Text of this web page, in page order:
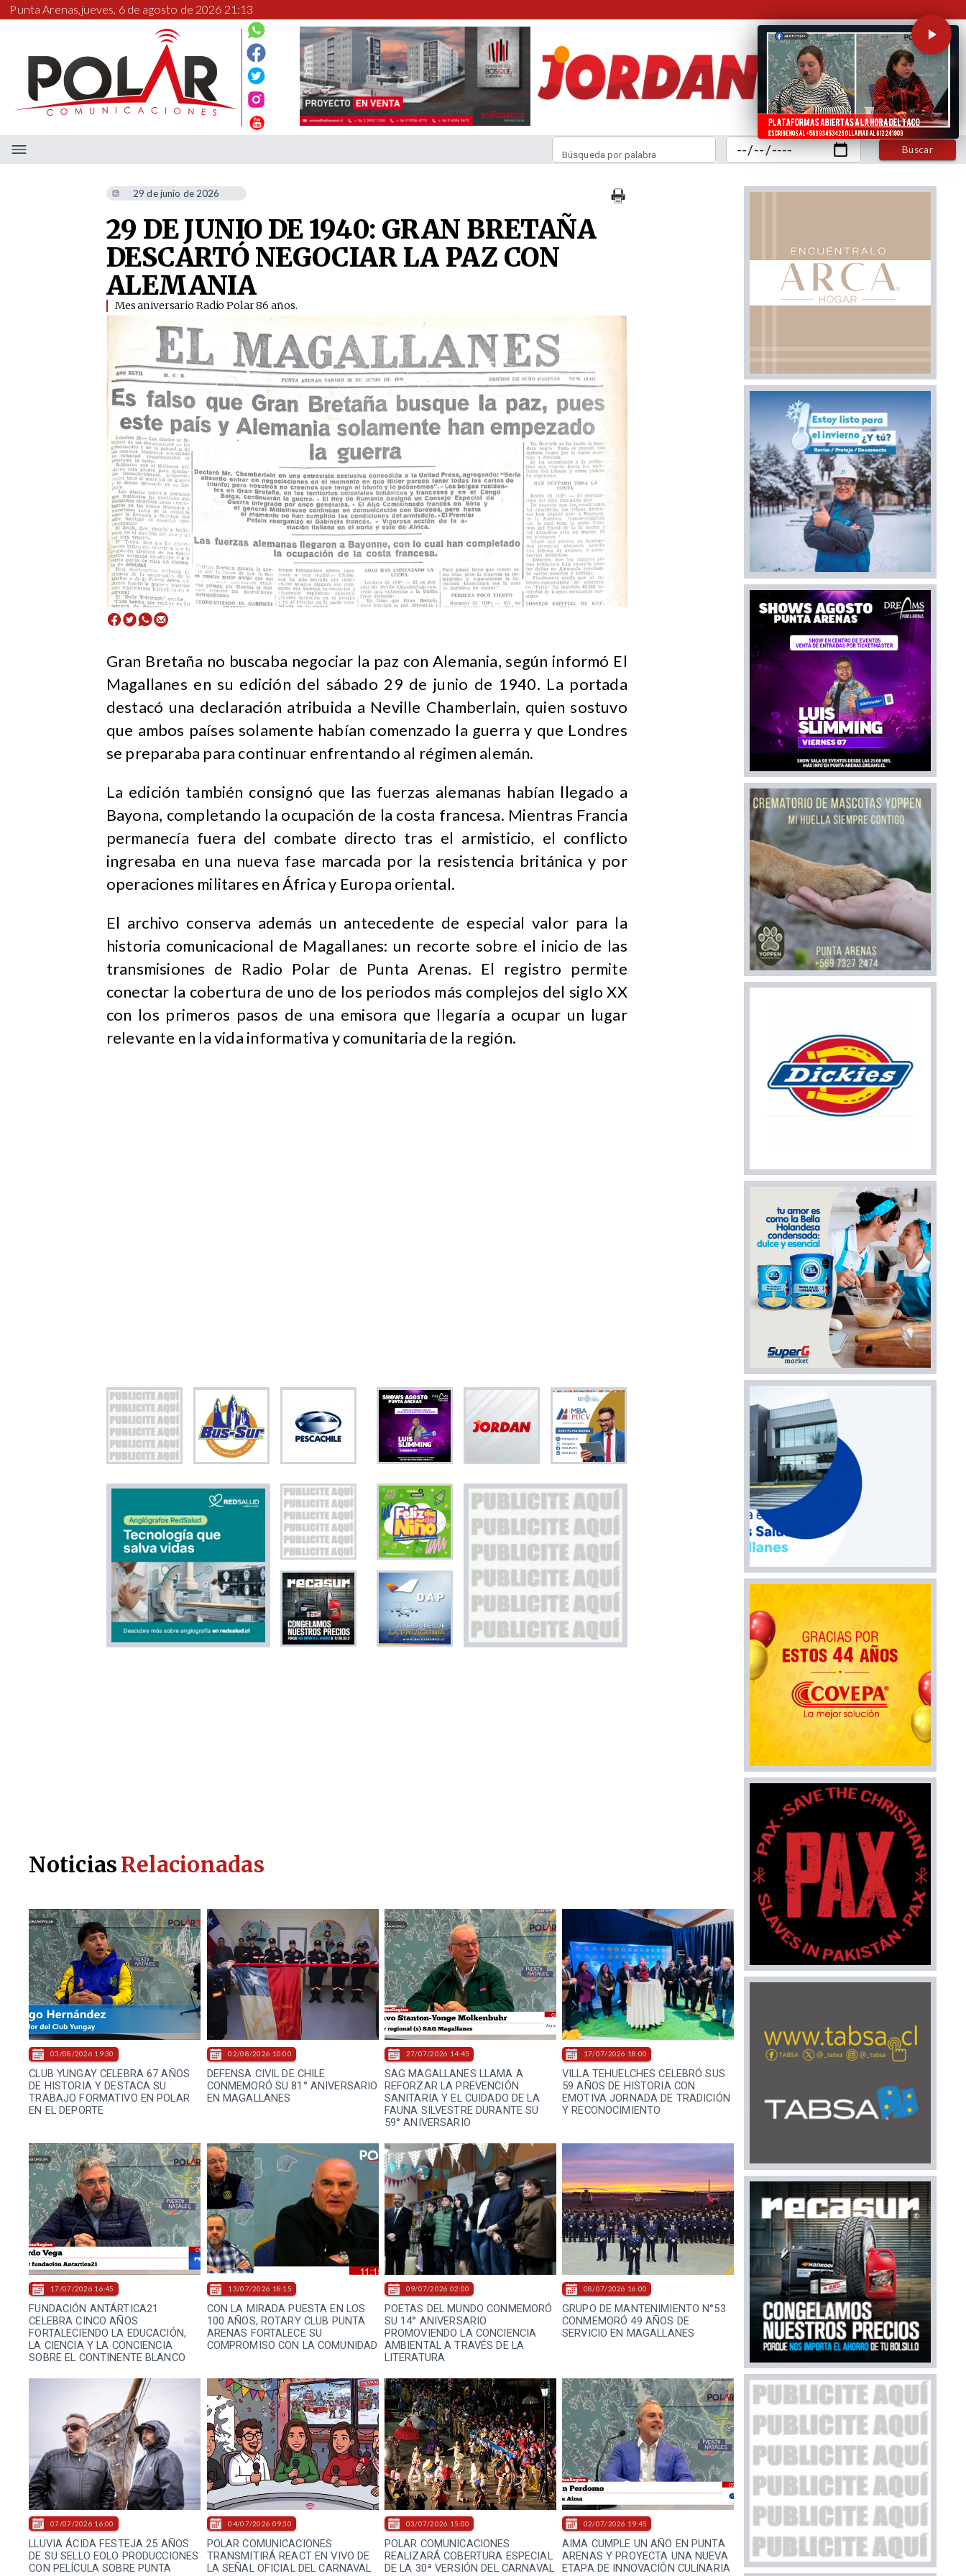
Punta Arenas,jueves, 6 de agosto de 2026 21:13
Buscar
Búsqueda por palabra
29 de junio de 2026
29 DE JUNIO DE 1940: GRAN BRETAÑA
DESCARTÓ NEGOCIAR LA PAZ CON
ALEMANIA
​Mes aniversario Radio Polar 86 años.
Gran Bretaña no buscaba negociar la paz con Alemania, según informó El
Magallanes en su edición del sábado 29 de junio de 1940. La portada
destacó una declaración atribuida a Neville Chamberlain, quien sostuvo
que ambos países solamente habían comenzado la guerra y que Londres
se preparaba para continuar enfrentando al régimen alemán.
La edición también consignó que las fuerzas alemanas habían llegado a
Bayona, completando la ocupación de la costa francesa. Mientras Francia
permanecía fuera del combate directo tras el armisticio, el conflicto
ingresaba en una nueva fase marcada por la resistencia británica y por
operaciones militares en África y Europa oriental.
El archivo conserva además un antecedente de especial valor para la
historia comunicacional de Magallanes: un recorte sobre el inicio de las
transmisiones de Radio Polar de Punta Arenas. El registro permite
conectar la cobertura de uno de los periodos más complejos del siglo XX
con los primeros pasos de una emisora que llegaría a ocupar un lugar
relevante en la vida informativa y comunitaria de la región.
CLUB YUNGAY CELEBRA 67 AÑOS
DE HISTORIA Y DESTACA SU
TRABAJO FORMATIVO EN POLAR
EN EL DEPORTE
03/08/2026 19:30
DEFENSA CIVIL DE CHILE
CONMEMORÓ SU 81° ANIVERSARIO
EN MAGALLANES
02/08/2026 10:00
SAG MAGALLANES LLAMA A
REFORZAR LA PREVENCIÓN
SANITARIA Y EL CUIDADO DE LA
FAUNA SILVESTRE DURANTE SU
59° ANIVERSARIO
27/07/2026 14:45
VILLA TEHUELCHES CELEBRÓ SUS
59 AÑOS DE HISTORIA CON
EMOTIVA JORNADA DE TRADICIÓN
Y RECONOCIMIENTO
17/07/2026 18:00
FUNDACIÓN ANTÁRTICA21
CELEBRA CINCO AÑOS
FORTALECIENDO LA EDUCACIÓN,
LA CIENCIA Y LA CONCIENCIA
SOBRE EL CONTINENTE BLANCO
17/07/2026 16:45
CON LA MIRADA PUESTA EN LOS
100 AÑOS, ROTARY CLUB PUNTA
ARENAS FORTALECE SU
COMPROMISO CON LA COMUNIDAD
13/07/2026 18:15
POETAS DEL MUNDO CONMEMORÓ
SU 14° ANIVERSARIO
PROMOVIENDO LA CONCIENCIA
AMBIENTAL A TRAVÉS DE LA
LITERATURA
09/07/2026 02:00
GRUPO DE MANTENIMIENTO N°53
CONMEMORÓ 49 AÑOS DE
SERVICIO EN MAGALLANES
08/07/2026 16:00
LLUVIA ÁCIDA FESTEJA 25 AÑOS
DE SU SELLO EOLO PRODUCCIONES
CON PELÍCULA SOBRE PUNTA
07/07/2026 16:00
POLAR COMUNICACIONES
TRANSMITIRÁ REACT EN VIVO DE
LA SEÑAL OFICIAL DEL CARNAVAL
04/07/2026 09:30
POLAR COMUNICACIONES
REALIZARÁ COBERTURA ESPECIAL
DE LA 30ª VERSIÓN DEL CARNAVAL
03/07/2026 15:00
AIMA CUMPLE UN AÑO EN PUNTA
ARENAS Y PROYECTA UNA NUEVA
ETAPA DE INNOVACIÓN CULINARIA
02/07/2026 19:45
NoticiasRelacionadas